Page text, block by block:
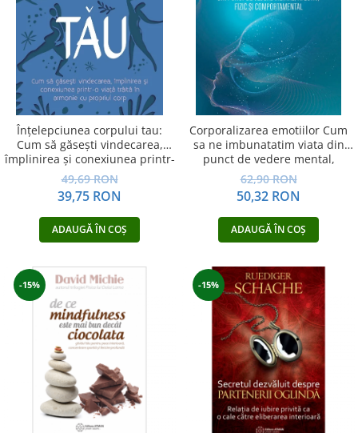
Astrologie
Știință
Seria Montauk
Mistere
Seria Chico Xavier
Seria Helena Blavatsky
Sănătate
Umor
Viata după moarte
Non-dualitate
Alimentație
Creștinism
Vindecare
Povestiri
Relații de cuplu
Înțelepciunea corpului tau:
Cum să găsești vindecarea,
împlinirea și conexiunea printr-
o viață trăită în armonie cu
propriul corp
49,69 RON
39,75 RON
ADAUGĂ ÎN COȘ
Corporalizarea emotiilor Cum
sa ne imbunatatim viata din
punct de vedere mental,
afectiv, fizic si comportamental
62,90 RON
50,32 RON
ADAUGĂ ÎN COȘ
-15% -15%